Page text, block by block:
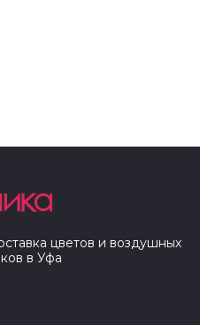
цветов и воздушных
в Уфа